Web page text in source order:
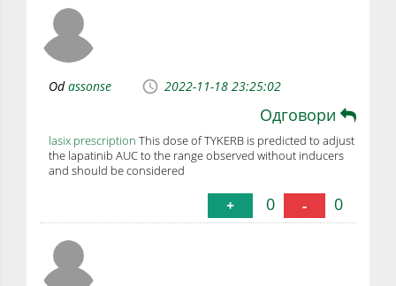
Odassonse 2022-11-18 23:25:02
Одговори
lasix prescription This dose of TYKERB is predicted to adjust
the lapatinib AUC to the range observed without inducers
and should be considered
+ 0 - 0